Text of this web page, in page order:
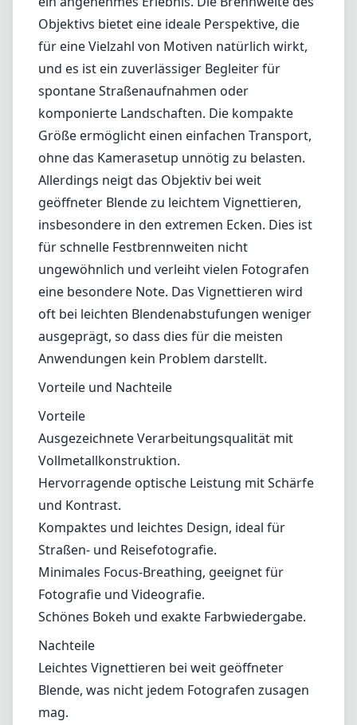
insbesondere in den extremen Ecken. Dies ist
für schnelle Festbrennweiten nicht
ungewöhnlich und verleiht vielen Fotografen
eine besondere Note. Das Vignettieren wird
oft bei leichten Blendenabstufungen weniger
ausgeprägt, so dass dies für die meisten
Anwendungen kein Problem darstellt.
Vorteile und Nachteile
Vorteile
Ausgezeichnete Verarbeitungsqualität mit
Vollmetallkonstruktion.
Hervorragende optische Leistung mit Schärfe
und Kontrast.
Kompaktes und leichtes Design, ideal für
Straßen- und Reisefotografie.
Minimales Focus-Breathing, geeignet für
Fotografie und Videografie.
Schönes Bokeh und exakte Farbwiedergabe.
Nachteile
Leichtes Vignettieren bei weit geöffneter
Blende, was nicht jedem Fotografen zusagen
mag.
Fazit
Die Leica Summicron-M 28mm F/2 ASPH
(2023) ist wirklich ein Meisterwerk, das
exquisit Handwerkskunst mit erstklassiger
optischer Leistung vereint. Ihre vielseitige
Natur macht sie zu einer ausgezeichneten
Wahl für eine Vielzahl von Fotografie-Stilen,
während ihre Kompaktheit sicherstellt, dass
sie jederzeit einsatzbereit ist. Obwohl das